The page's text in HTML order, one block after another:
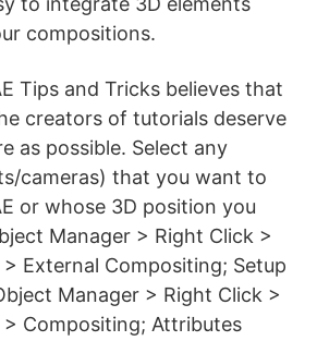
compositions.
Tips and Tricks believes that
creators of tutorials deserve
as possible. Select any
cameras) that you want to
or whose 3D position you
Manager > Right Click >
External Compositing; Setup
Manager > Right Click >
> Compositing; Attributes